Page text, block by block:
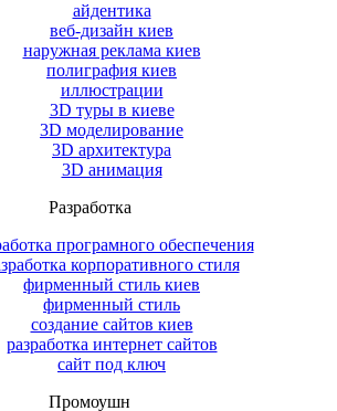
айдентика
веб-дизайн киев
наружная реклама киев
полиграфия киев
иллюстрации
3D туры в киеве
3D моделирование
3D архитектура
3D анимация
Разработка
програмного обеспечения
корпоративного стиля
фирменный стиль киев
фирменный стиль
создание сайтов киев
разработка интернет сайтов
сайт под ключ
Промоушн